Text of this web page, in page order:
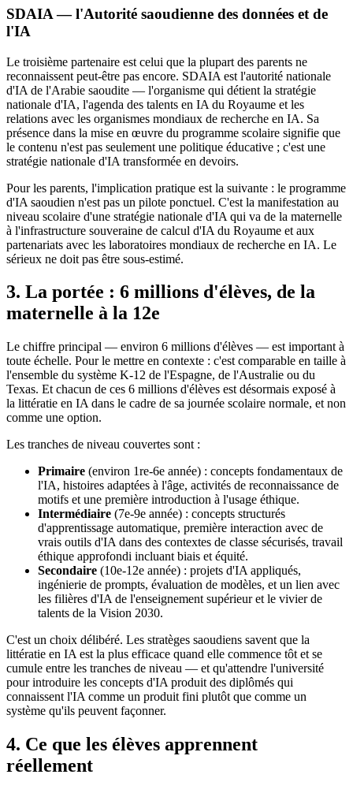
SDAIA — l'Autorité saoudienne des données et de
l'IA
Le troisième partenaire est celui que la plupart des parents ne
reconnaissent peut-être pas encore. SDAIA est l'autorité nationale
d'IA de l'Arabie saoudite — l'organisme qui détient la stratégie
nationale d'IA, l'agenda des talents en IA du Royaume et les
relations avec les organismes mondiaux de recherche en IA. Sa
présence dans la mise en œuvre du programme scolaire signifie que
le contenu n'est pas seulement une politique éducative ; c'est une
stratégie nationale d'IA transformée en devoirs.
Pour les parents, l'implication pratique est la suivante : le programme
d'IA saoudien n'est pas un pilote ponctuel. C'est la manifestation au
niveau scolaire d'une stratégie nationale d'IA qui va de la maternelle
à l'infrastructure souveraine de calcul d'IA du Royaume et aux
partenariats avec les laboratoires mondiaux de recherche en IA. Le
sérieux ne doit pas être sous-estimé.
3. La portée : 6 millions d'élèves, de la
maternelle à la 12e
Le chiffre principal — environ 6 millions d'élèves — est important à
toute échelle. Pour le mettre en contexte : c'est comparable en taille à
l'ensemble du système K-12 de l'Espagne, de l'Australie ou du
Texas. Et chacun de ces 6 millions d'élèves est désormais exposé à
la littératie en IA dans le cadre de sa journée scolaire normale, et non
comme une option.
Les tranches de niveau couvertes sont :
Primaire (environ 1re-6e année) : concepts fondamentaux de
l'IA, histoires adaptées à l'âge, activités de reconnaissance de
motifs et une première introduction à l'usage éthique.
Intermédiaire (7e-9e année) : concepts structurés
d'apprentissage automatique, première interaction avec de
vrais outils d'IA dans des contextes de classe sécurisés, travail
éthique approfondi incluant biais et équité.
Secondaire (10e-12e année) : projets d'IA appliqués,
ingénierie de prompts, évaluation de modèles, et un lien avec
les filières d'IA de l'enseignement supérieur et le vivier de
talents de la Vision 2030.
C'est un choix délibéré. Les stratèges saoudiens savent que la
littératie en IA est la plus efficace quand elle commence tôt et se
cumule entre les tranches de niveau — et qu'attendre l'université
pour introduire les concepts d'IA produit des diplômés qui
connaissent l'IA comme un produit fini plutôt que comme un
système qu'ils peuvent façonner.
4. Ce que les élèves apprennent
réellement